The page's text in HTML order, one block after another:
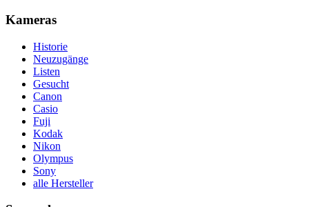
Kameras
Historie
Neuzugänge
Listen
Gesucht
Canon
Casio
Fuji
Kodak
Nikon
Olympus
Sony
alle Hersteller